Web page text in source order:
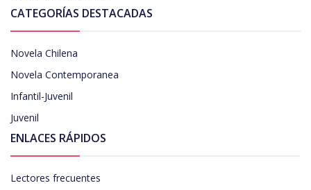
CATEGORÍAS DESTACADAS
Novela Chilena
Novela Contemporanea
Infantil-Juvenil
Juvenil
ENLACES RÁPIDOS
Lectores frecuentes